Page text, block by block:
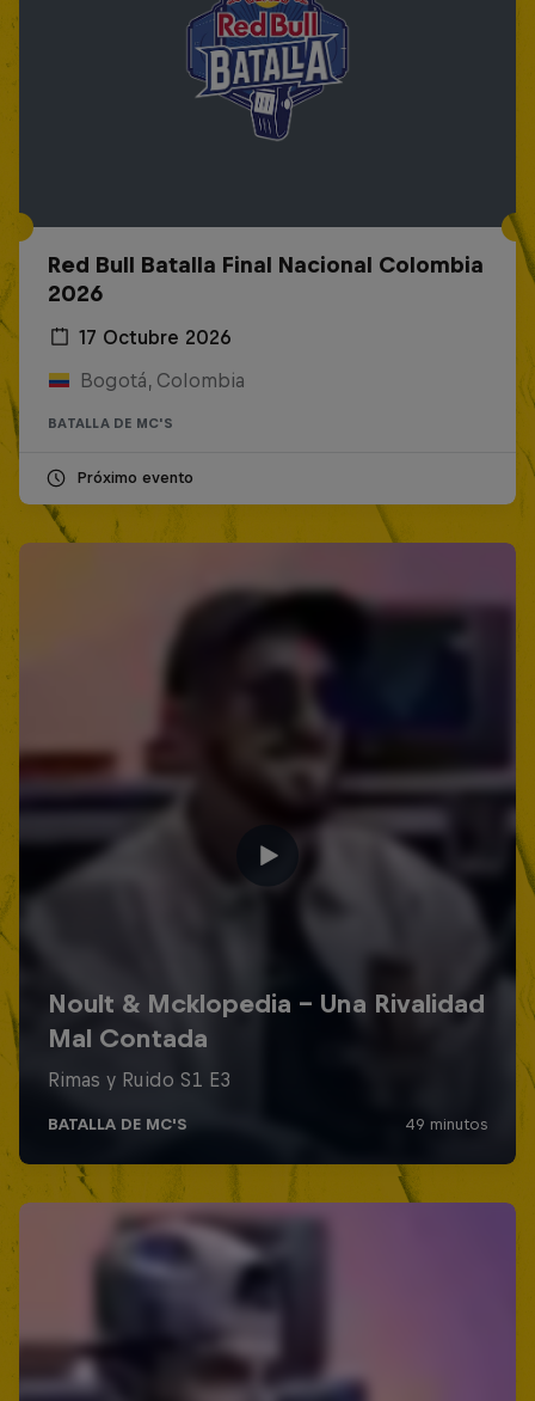
Red Bull Batalla Final Nacional Colombia
2026
17 Octubre 2026
Bogotá, Colombia
BATALLA DE MC'S
Próximo evento